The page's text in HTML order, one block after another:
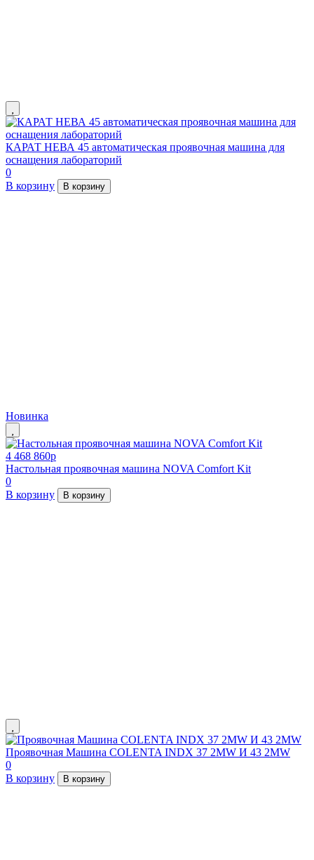
КАРАТ НЕВА 45 автоматическая проявочная машина для
оснащения лабораторий
0
В корзину
В корзину
Новинка
4 468 860p
Настольная проявочная машина NOVA Comfort Kit
0
В корзину
В корзину
Проявочная Машина COLENTA INDX 37 2MW И 43 2MW
0
В корзину
В корзину